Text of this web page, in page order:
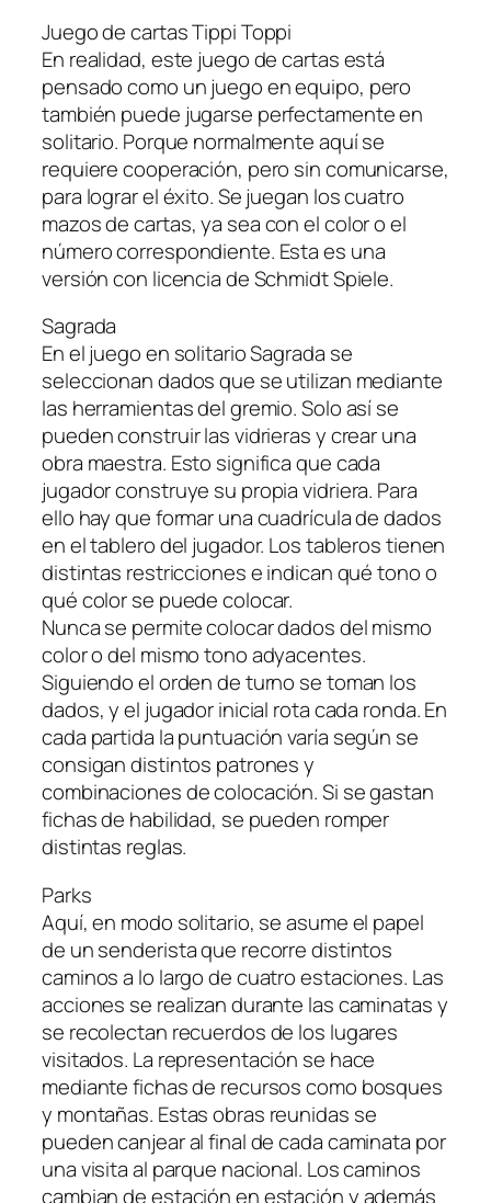
Juego de cartas Tippi Toppi
En realidad, este juego de cartas está
pensado como un juego en equipo, pero
también puede jugarse perfectamente en
solitario. Porque normalmente aquí se
requiere cooperación, pero sin comunicarse,
para lograr el éxito. Se juegan los cuatro
mazos de cartas, ya sea con el color o el
número correspondiente. Esta es una
versión con licencia de Schmidt Spiele.
Sagrada
En el juego en solitario Sagrada se
seleccionan dados que se utilizan mediante
las herramientas del gremio. Solo así se
pueden construir las vidrieras y crear una
obra maestra. Esto significa que cada
jugador construye su propia vidriera. Para
ello hay que formar una cuadrícula de dados
en el tablero del jugador. Los tableros tienen
distintas restricciones e indican qué tono o
qué color se puede colocar.
Nunca se permite colocar dados del mismo
color o del mismo tono adyacentes.
Siguiendo el orden de turno se toman los
dados, y el jugador inicial rota cada ronda. En
cada partida la puntuación varía según se
consigan distintos patrones y
combinaciones de colocación. Si se gastan
fichas de habilidad, se pueden romper
distintas reglas.
Parks
Aquí, en modo solitario, se asume el papel
de un senderista que recorre distintos
caminos a lo largo de cuatro estaciones. Las
acciones se realizan durante las caminatas y
se recolectan recuerdos de los lugares
visitados. La representación se hace
mediante fichas de recursos como bosques
y montañas. Estas obras reunidas se
pueden canjear al final de cada caminata por
una visita al parque nacional. Los caminos
cambian de estación en estación y además